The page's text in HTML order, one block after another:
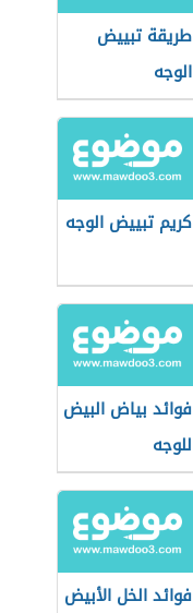
طريقة تبييض
الوجه
كريم تبييض الوجه
فوائد بياض البيض
للوجه
فوائد الخل الأبيض